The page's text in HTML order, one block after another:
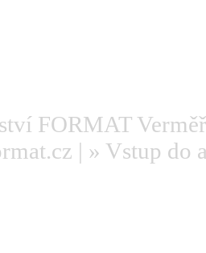
FORMAT
| » Vstup do